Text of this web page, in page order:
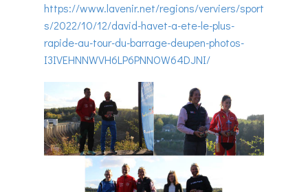
https://www.lavenir.net/regions/verviers/sport
s/2022/10/12/david-havet-a-ete-le-plus-
rapide-au-tour-du-barrage-deupen-photos-
I3IVEHNNWVH6LP6PNNOW64DJNI/